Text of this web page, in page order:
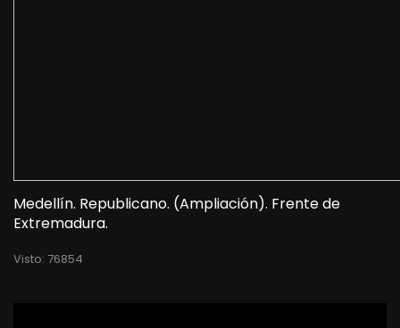
Medellín. Republicano. (Ampliación). Frente de
Extremadura.
Visto: 76854